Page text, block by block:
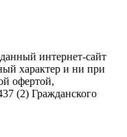
интернет-сайт
характер и ни при
офертой,
(2) Гражданского